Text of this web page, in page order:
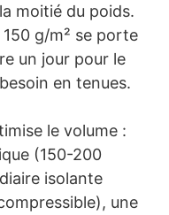
moitié du poids.
g/m² se porte
un jour pour le
en tenues.
le volume :
(150-200
isolante
une